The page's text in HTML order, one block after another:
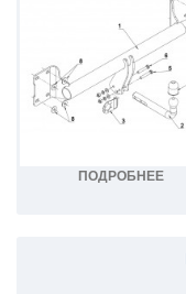
ПОДРОБНЕЕ